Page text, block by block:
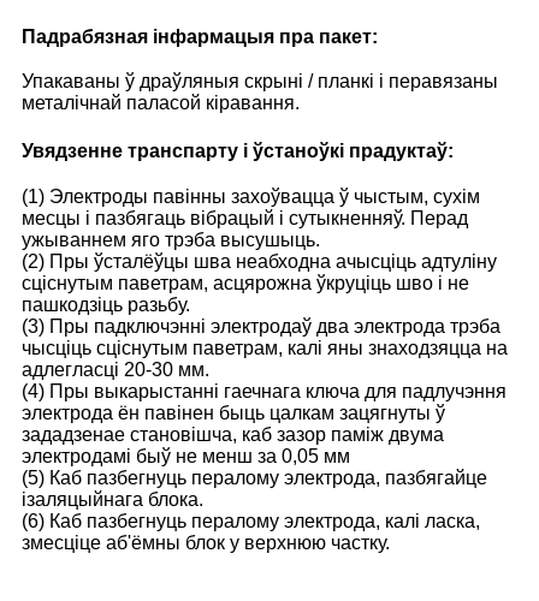
Падрабязная інфармацыя пра пакет:
Упакаваны ў драўляныя скрыні / планкі і перавязаны
металічнай паласой кіравання.
Увядзенне транспарту і ўстаноўкі прадуктаў:
(1) Электроды павінны захоўвацца ў чыстым, сухім
месцы і пазбягаць вібрацый і сутыкненняў. Перад
ужываннем яго трэба высушыць.
(2) Пры ўсталёўцы шва неабходна ачысціць адтуліну
сціснутым паветрам, асцярожна ўкруціць шво і не
пашкодзіць разьбу.
(3) Пры падключэнні электродаў два электрода трэба
чысціць сціснутым паветрам, калі яны знаходзяцца на
адлегласці 20-30 мм.
(4) Пры выкарыстанні гаечнага ключа для падлучэння
электрода ён павінен быць цалкам зацягнуты ў
зададзенае становішча, каб зазор паміж двума
электродамі быў не менш за 0,05 мм
(5) Каб пазбегнуць пералому электрода, пазбягайце
ізаляцыйнага блока.
(6) Каб пазбегнуць пералому электрода, калі ласка,
змесціце аб'ёмны блок у верхнюю частку.